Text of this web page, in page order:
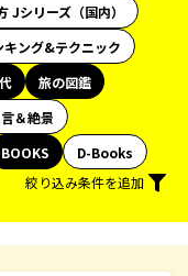
Jシリーズ（国内）
キング&テクニック
旅の図鑑
＆絶景
BOOKS
D-Books
絞り込み条件を追加